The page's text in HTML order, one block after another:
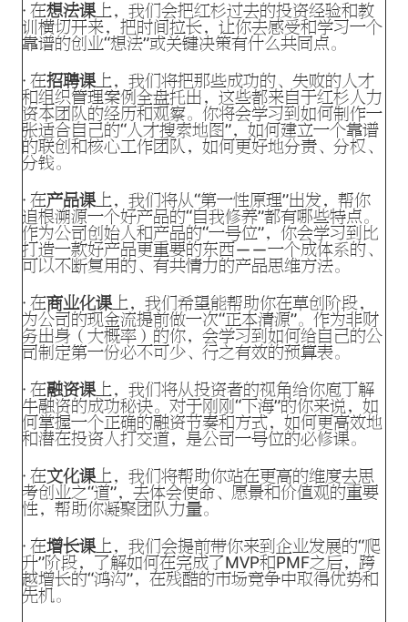
· 在想法课 上，我们会把红杉过去的投资经验和教
训横切开来，把时间拉长，让你去感受和学习一个
靠谱的创业“想法”或关键决策有什么共同点。
· 在招聘课 上，我们将把那些成功的、失败的人才
和组织管理案例全盘托出，这些都来自于红杉人力
资本团队的经历和观察。你将会学习到如何制作一
张适合自己的“人才搜索地图”，如何建立一个靠谱
的联创和核心工作团队，如何更好地分责、分权、
分钱。
· 在产品课 上，我们将从“第一性原理”出发，帮你
追根溯源一个好产品的“自我修养”都有哪些特点。
作为公司创始人和产品的“一号位”，你会学习到比
打造一款好产品更重要的东西——一个成体系的、
可以不断复用的、有共情力的产品思维方法。
· 在商业化课 上，我们希望能帮助你在草创阶段，
为公司的现金流提前做一次“正本清源”。作为非财
务出身（大概率）的你，会学习到如何给自己的公
司制定第一份必不可少、行之有效的预算表。
· 在融资课 上，我们将从投资者的视角给你庖丁解
牛融资的成功秘诀。对于刚刚“下海”的你来说，如
何掌握一个正确的融资节奏和方式，如何更高效地
和潜在投资人打交道，是公司一号位的必修课。
· 在文化课 上，我们将帮助你站在更高的维度去思
考创业之“道”，去体会使命、愿景和价值观的重要
性，帮助你凝聚团队力量。
· 在增长课 上，我们会提前带你来到企业发展的“爬
升”阶段，了解如何在完成了MVP和PMF之后，跨
越增长的“鸿沟”，在残酷的市场竞争中取得优势和
先机。